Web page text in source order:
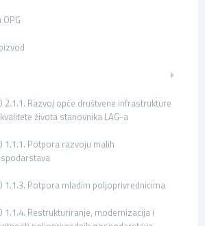
2.1.1. Razvoj opće društvene infrastrukture
života stanovnika LAG-a
1.1.1. Potpora razvoju malih
1.1.3. Potpora mladim poljoprivrednicima
1.1.4. Restrukturiranje, modernizacija i